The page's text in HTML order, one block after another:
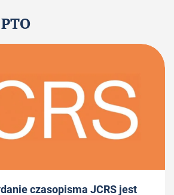
czasopisma JCRS jest